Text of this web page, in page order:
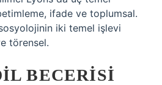
ifade ve toplumsal.
iki temel işlevi
törensel.
BECERISI